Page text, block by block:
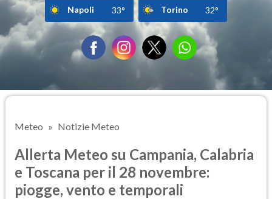
Napoli 33° Torino 32°
Meteo Notizie Meteo
Allerta Meteo su Campania, Calabria
e Toscana per il 28 novembre:
piogge, vento e temporali